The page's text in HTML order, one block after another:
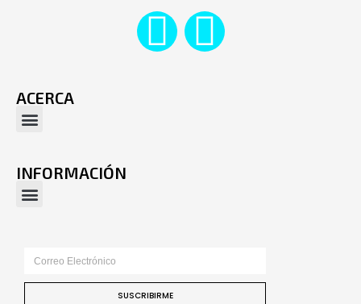
ACERCA
INFORMACIÓN
SUSCRIBIRME